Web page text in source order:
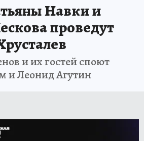
Навки и
проведут
и их гостей споют
и Леонид Агутин